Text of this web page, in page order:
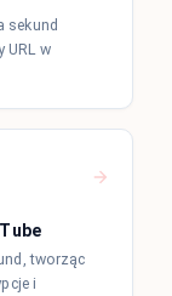
sekund
URL w
tworząc
i